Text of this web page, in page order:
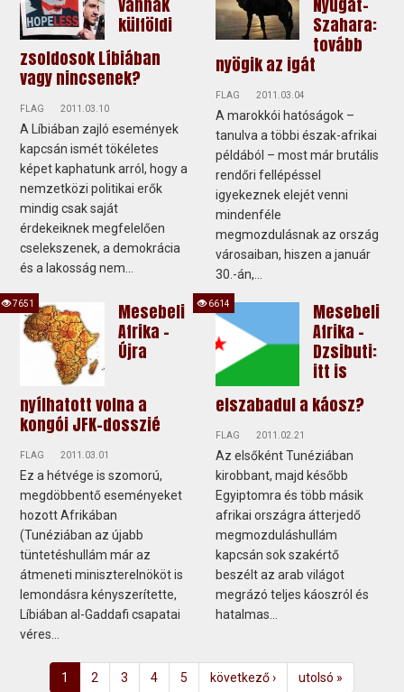
külföldi
zsoldosok Líbiában
vagy nincsenek?
FLAG 2011.03.10
A Líbiában zajló események
kapcsán ismét tökéletes
képet kaphatunk arról, hogy a
nemzetközi politikai erők
mindig csak saját
érdekeiknek megfelelően
cselekszenek, a demokrácia
és a lakosság nem...
Szahara:
tovább
nyögik az igát
FLAG 2011.03.04
A marokkói hatóságok –
tanulva a többi észak-afrikai
példából – most már brutális
rendőri fellépéssel
igyekeznek elejét venni
mindenféle
megmozdulásnak az ország
városaiban, hiszen a január
30.-án,...
Mesebeli
Afrika -
Újra
nyílhatott volna a
kongói JFK-dosszié
FLAG 2011.03.01
Ez a hétvége is szomorú,
megdöbbentő eseményeket
hozott Afrikában
(Tunéziában az újabb
tüntetéshullám már az
átmeneti miniszterelnököt is
lemondásra kényszerítette,
Líbiában al-Gaddafi csapatai
véres...
7651
Mesebeli
Afrika -
Dzsibuti:
itt is
elszabadul a káosz?
FLAG 2011.02.21
Az elsőként Tunéziában
kirobbant, majd később
Egyiptomra és több másik
afrikai országra átterjedő
megmozduláshullám
kapcsán sok szakértő
beszélt az arab világot
megrázó teljes káoszról és
hatalmas...
6614
1 2 3 4 5 következő › utolsó »